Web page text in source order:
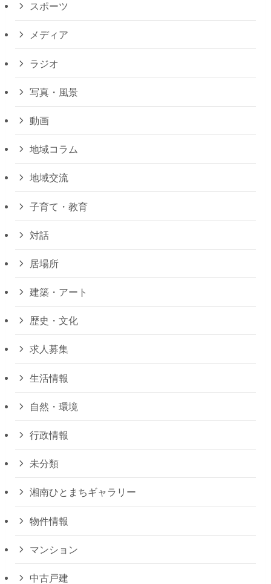
スポーツ
メディア
ラジオ
写真・風景
動画
地域コラム
地域交流
子育て・教育
対話
居場所
建築・アート
歴史・文化
求人募集
生活情報
自然・環境
行政情報
未分類
湘南ひとまちギャラリー
物件情報
マンション
中古戸建